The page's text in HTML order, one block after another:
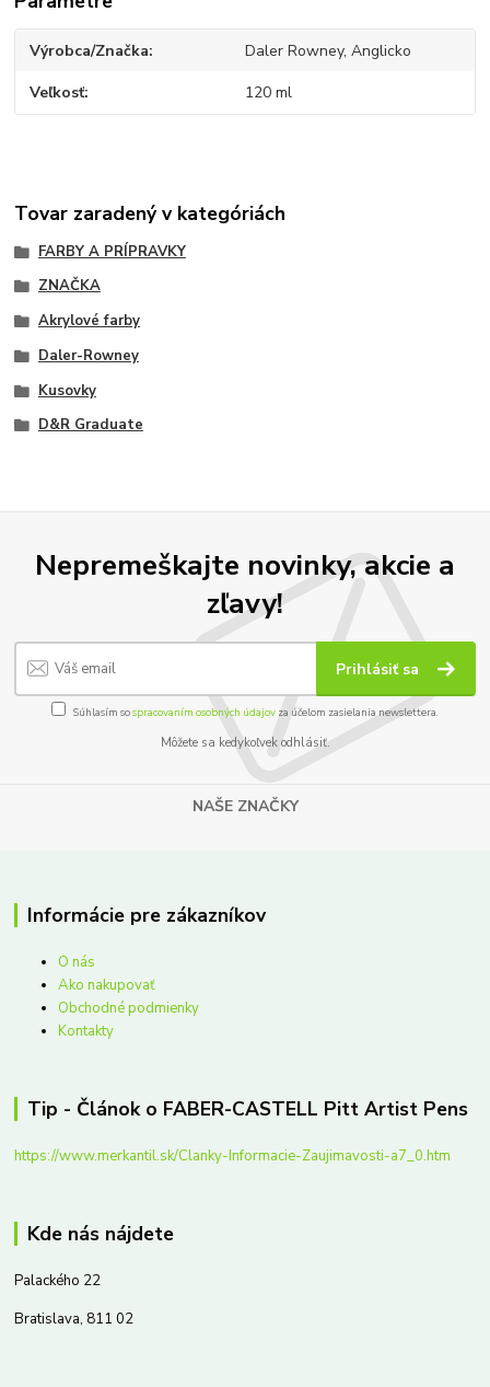
Výrobca/Značka Daler Rowney, Anglicko
Veľkosť 120 ml
Tovar zaradený v kategóriách
FARBY A PRÍPRAVKY
ZNAČKA
Akrylové farby
Daler-Rowney
Kusovky
D&R Graduate
Nepremeškajte novinky, akcie a
zľavy!
Prihlásiť sa
Súhlasím sospracovaním osobných údajov za účelom zasielania newslettera.
Môžete sa kedykoľvek odhlásiť.
NAŠE ZNAČKY
Informácie pre zákazníkov
O nás
Ako nakupovať
Obchodné podmienky
Kontakty
Tip - Článok o FABER-CASTELL Pitt Artist Pens
https://www.merkantil.sk/Clanky-Informacie-Zaujimavosti-a7_0.htm
Kde nás nájdete
Palackého 22
Bratislava, 811 02